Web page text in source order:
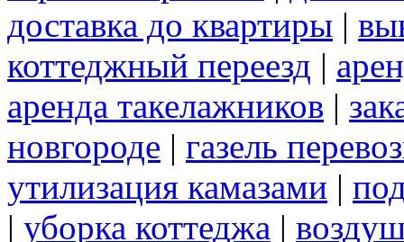
доставка до квартиры |
коттеджный переезд |
аренда такелажников |
новгороде | газель
утилизация камазами |
| уборка коттеджа |